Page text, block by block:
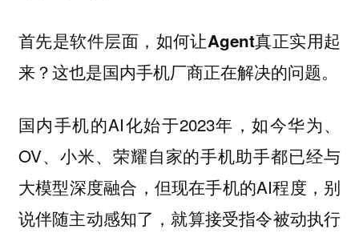
首先是软件层面，如何让Agent真正实用起
来？这也是国内手机厂商正在解决的问题。
国内手机的AI化始于2023年，如今华为、
OV、小米、荣耀自家的手机助手都已经与
大模型深度融合，但现在手机的AI程度，别
说伴随主动感知了，就算接受指令被动执行